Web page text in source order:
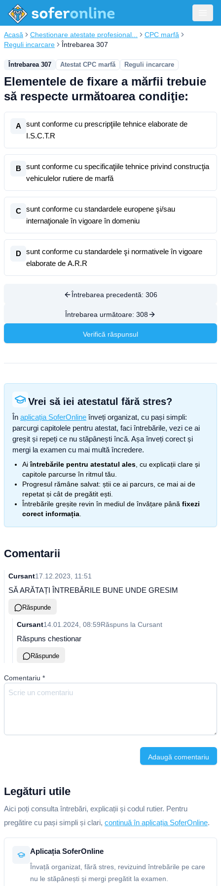
Acasă Chestionare atestate profesional...
CPC marfă
Reguli incarcare
Întrebarea 307
Întrebarea 307 Atestat CPC marfă Reguli incarcare
Elementele de fixare a mărfii trebuie
să respecte următoarea condiţie:
A
sunt conforme cu prescripţiile tehnice elaborate de
I.S.C.T.R
B
sunt conforme cu specificaţiile tehnice privind construcţia
vehiculelor rutiere de marfă
C
sunt conforme cu standardele europene şi/sau
internaţionale în vigoare în domeniu
D
sunt conforme cu standardele şi normativele în vigoare
elaborate de A.R.R
Întrebarea precedentă: 306
Întrebarea următoare: 308
Verifică răspunsul
Vrei să iei atestatul fără stres?
În aplicația SoferOnline înveți organizat, cu pași simpli:
parcurgi capitolele pentru atestat, faci întrebările, vezi ce ai
greșit și repeți ce nu stăpânești încă. Așa înveți corect și
mergi la examen cu mai multă încredere.
Aiîntrebările pentru atestatul ales , cu explicații clare și
capitole parcurse în ritmul tău.
Progresul rămâne salvat: știi ce ai parcurs, ce mai ai de
repetat și cât de pregătit ești.
Întrebările greșite revin în mediul de învățare până fixezi
corect informația
Comentarii
Cursant17.12.2023, 11:51
SĂ ARĂTAȚI ÎNTREBĂRILE BUNE UNDE GRESIM
Răspunde
Cursant14.01.2024, 08:59Răspuns la Cursant
Răspuns chestionar
Răspunde
Comentariu *
Adaugă comentariu
Legături utile
Aici poți consulta întrebări, explicații și codul rutier. Pentru
pregătire cu pași simpli și clari, continuă în aplicația SoferOnline.
Aplicația SoferOnline
Învață organizat, fără stres, revizuind întrebările pe care
nu le stăpânești și mergi pregătit la examen.